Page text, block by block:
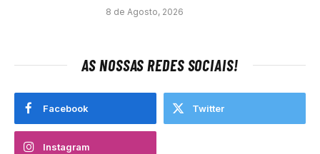
8 de Agosto, 2026
AS NOSSAS REDES SOCIAIS!
Facebook Twitter
Instagram